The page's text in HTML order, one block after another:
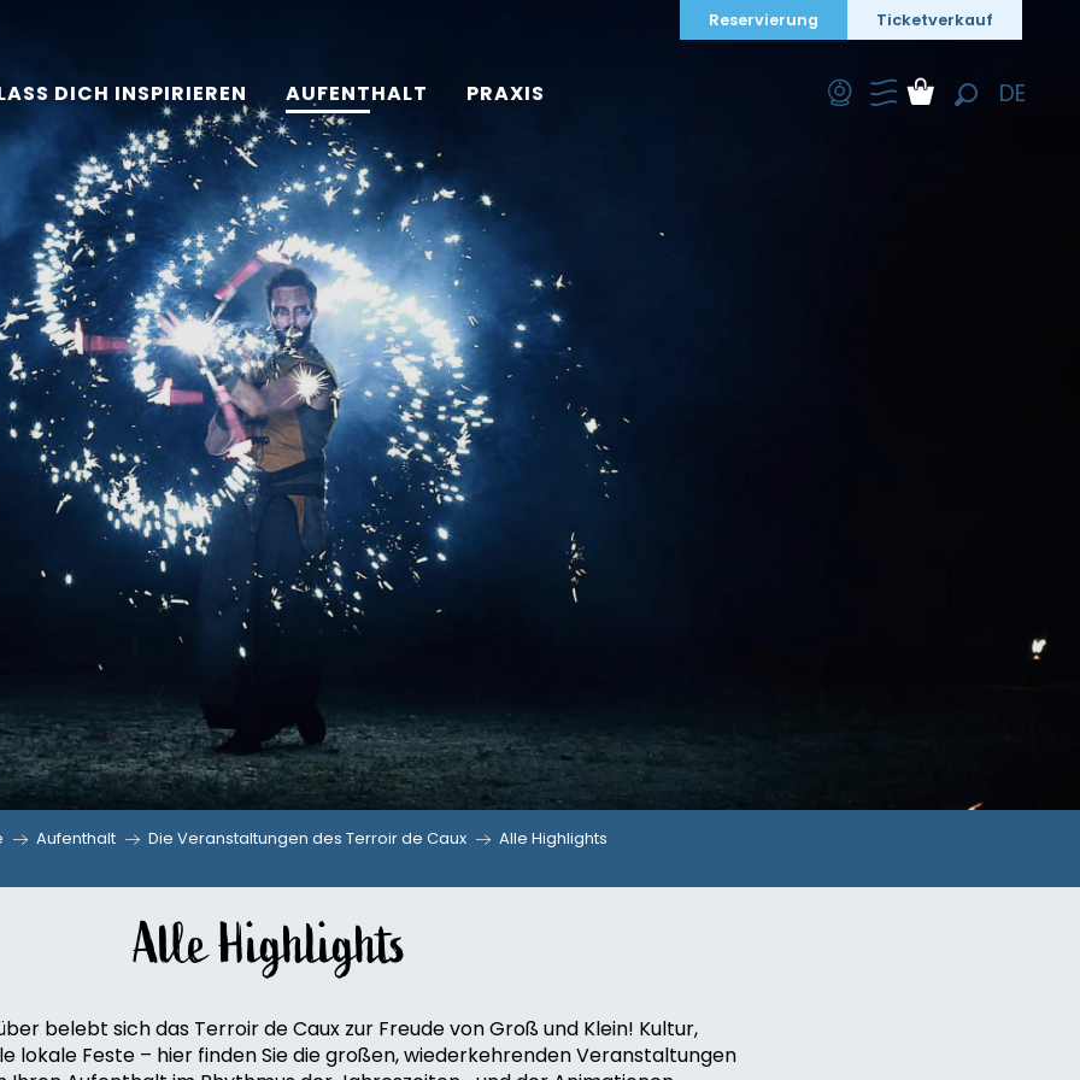
DE
Reservierung Ticketverkauf
DICH INSPIRIEREN AUFENTHALT PRAXIS
Aufenthalt Die Veranstaltungen des Terroir de Caux Alle Highlights
Alle Highlights
belebt sich das Terroir de Caux zur Freude von Groß und Klein! Kultur,
lokale Feste – hier finden Sie die großen, wiederkehrenden Veranstaltungen